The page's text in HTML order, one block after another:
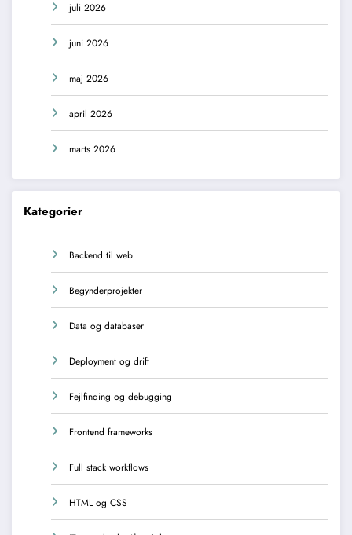
juli 2026
juni 2026
maj 2026
april 2026
marts 2026
Kategorier
Backend til web
Begynderprojekter
Data og databaser
Deployment og drift
Fejlfinding og debugging
Frontend frameworks
Full stack workflows
HTML og CSS